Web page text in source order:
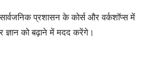
प्रशासन के कोर्स और वर्कशॉप्स में
को बढ़ाने में मदद करेंगे।